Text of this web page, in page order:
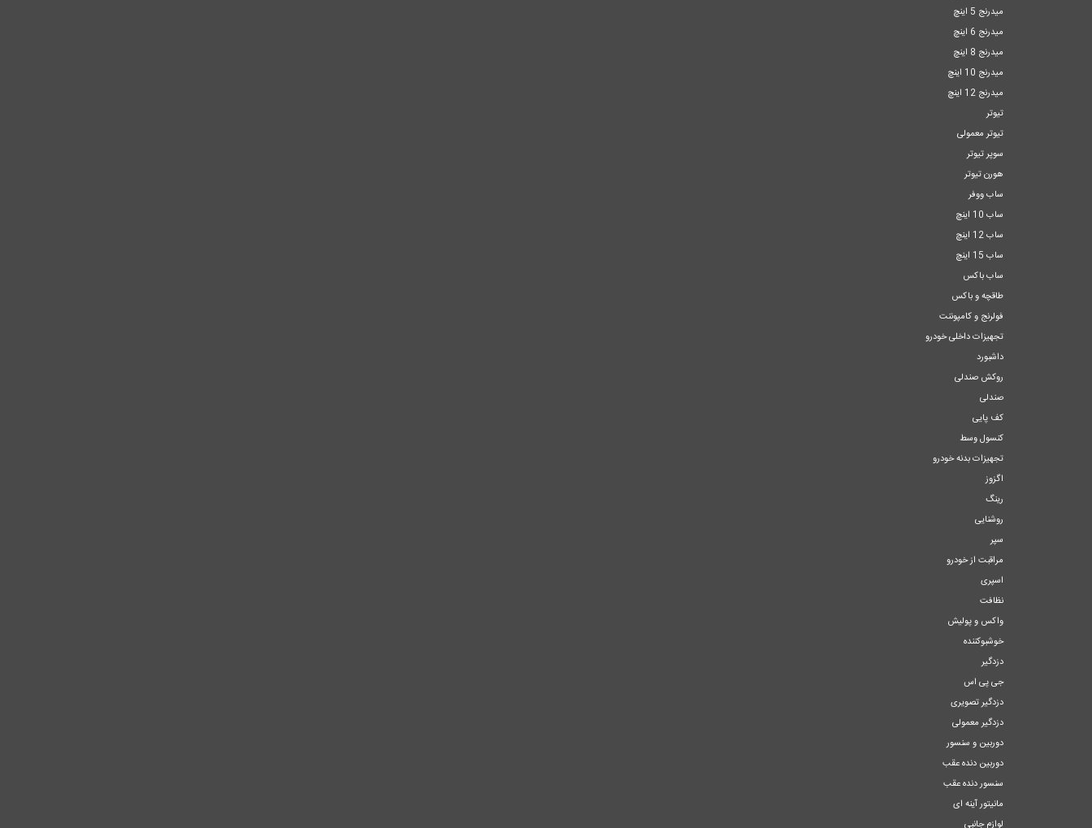
میدرنج 5 اینچ
میدرنج 6 اینچ
میدرنج 8 اینچ
میدرنج 10 اینچ
میدرنج 12 اینچ
تیوتر
تیوتر معمولی
سوپر تیوتر
هورن تیوتر
ساب ووفر
ساب 10 اینچ
ساب 12 اینچ
ساب 15 اینچ
ساب باکس
طاقچه و باکس
فولرنج و کامپوننت
تجهیزات داخلی خودرو
داشبورد
روکش صندلی
صندلی
کف پایی
کنسول وسط
تجهیزات بدنه خودرو
اگزوز
رینگ
روشنایی
سپر
مراقبت از خودرو
اسپری
نظافت
واکس و پولیش
خوشبوکننده
دزدگیر
جی پی اس
دزدگیر تصویری
دزدگیر معمولی
دوربین و سنسور
دوربین دنده عقب
سنسور دنده عقب
مانیتور آینه ای
لوازم جانبی